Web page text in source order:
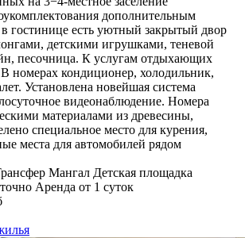
дополнительным
гостинице есть уютный закрытый двор
детскими игрушками, теневой
песочница. К услугам отдыхающих
номерах кондиционер, холодильник,
Установлена новейшая система
видеонаблюдение. Номера
материалами из древесины,
специальное место для курения,
места для автомобилей рядом
Мангал Детская площадка
Аренда от 1 суток